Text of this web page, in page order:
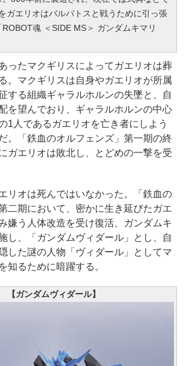
ガエリオはバルバトスと戦うために引っ張
ROBOT魂 ＜SIDE MS＞ ガンダムキマリ
ったマクギリスによってガエリオは葬
。マクギリスは自身やガエリオが所属
する組織ギャラルホルンの失墜と、自
を望んでおり、ギャラルホルンの中心
1人であるガエリオを亡き者にしよう
。「鉄血のオルフェンズ」第一期の終
ガエリオは敗北し、とどめの一撃を受
オは死んではいなかった。「鉄血の
二期において、密かに生き延びたガエ
嫌う人体改造を受け復活、ガンダムキ
し、「ガンダムヴィダール」とし、自
した謎の人物「ヴィダール」としてマ
知るために暗躍する。
【ガンダムヴィダール】